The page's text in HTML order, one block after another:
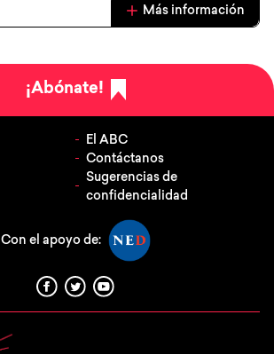
Más información
¡Abónate!
El ABC
Contáctanos
Sugerencias de
confidencialidad
Con el apoyo de: